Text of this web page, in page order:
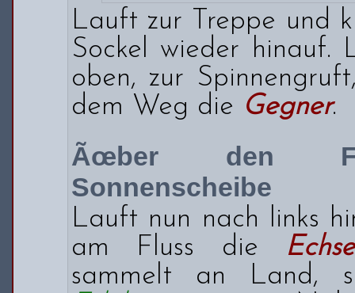
Lauft zur Treppe und
Sockel wieder hinauf.
oben, zur
dem Weg die Gegner.
Ãœber den
Sonnenscheibe
Lauft nun nach links
am Fluss die
sammelt an Land,